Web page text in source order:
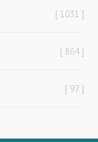
1031
864
97